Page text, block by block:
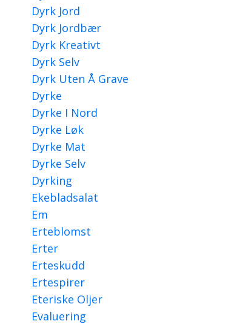
Dyrk Jord
Dyrk Jordbær
Dyrk Kreativt
Dyrk Selv
Dyrk Uten Å Grave
Dyrke
Dyrke I Nord
Dyrke Løk
Dyrke Mat
Dyrke Selv
Dyrking
Ekebladsalat
Em
Erteblomst
Erter
Erteskudd
Ertespirer
Eteriske Oljer
Evaluering